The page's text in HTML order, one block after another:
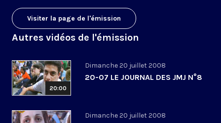
Visiter la page de l'émission
Autres vidéos de l'émission
20:00
Dimanche 20 juillet 2008
20-07 LE JOURNAL DES JMJ N°8
Dimanche 20 juillet 2008